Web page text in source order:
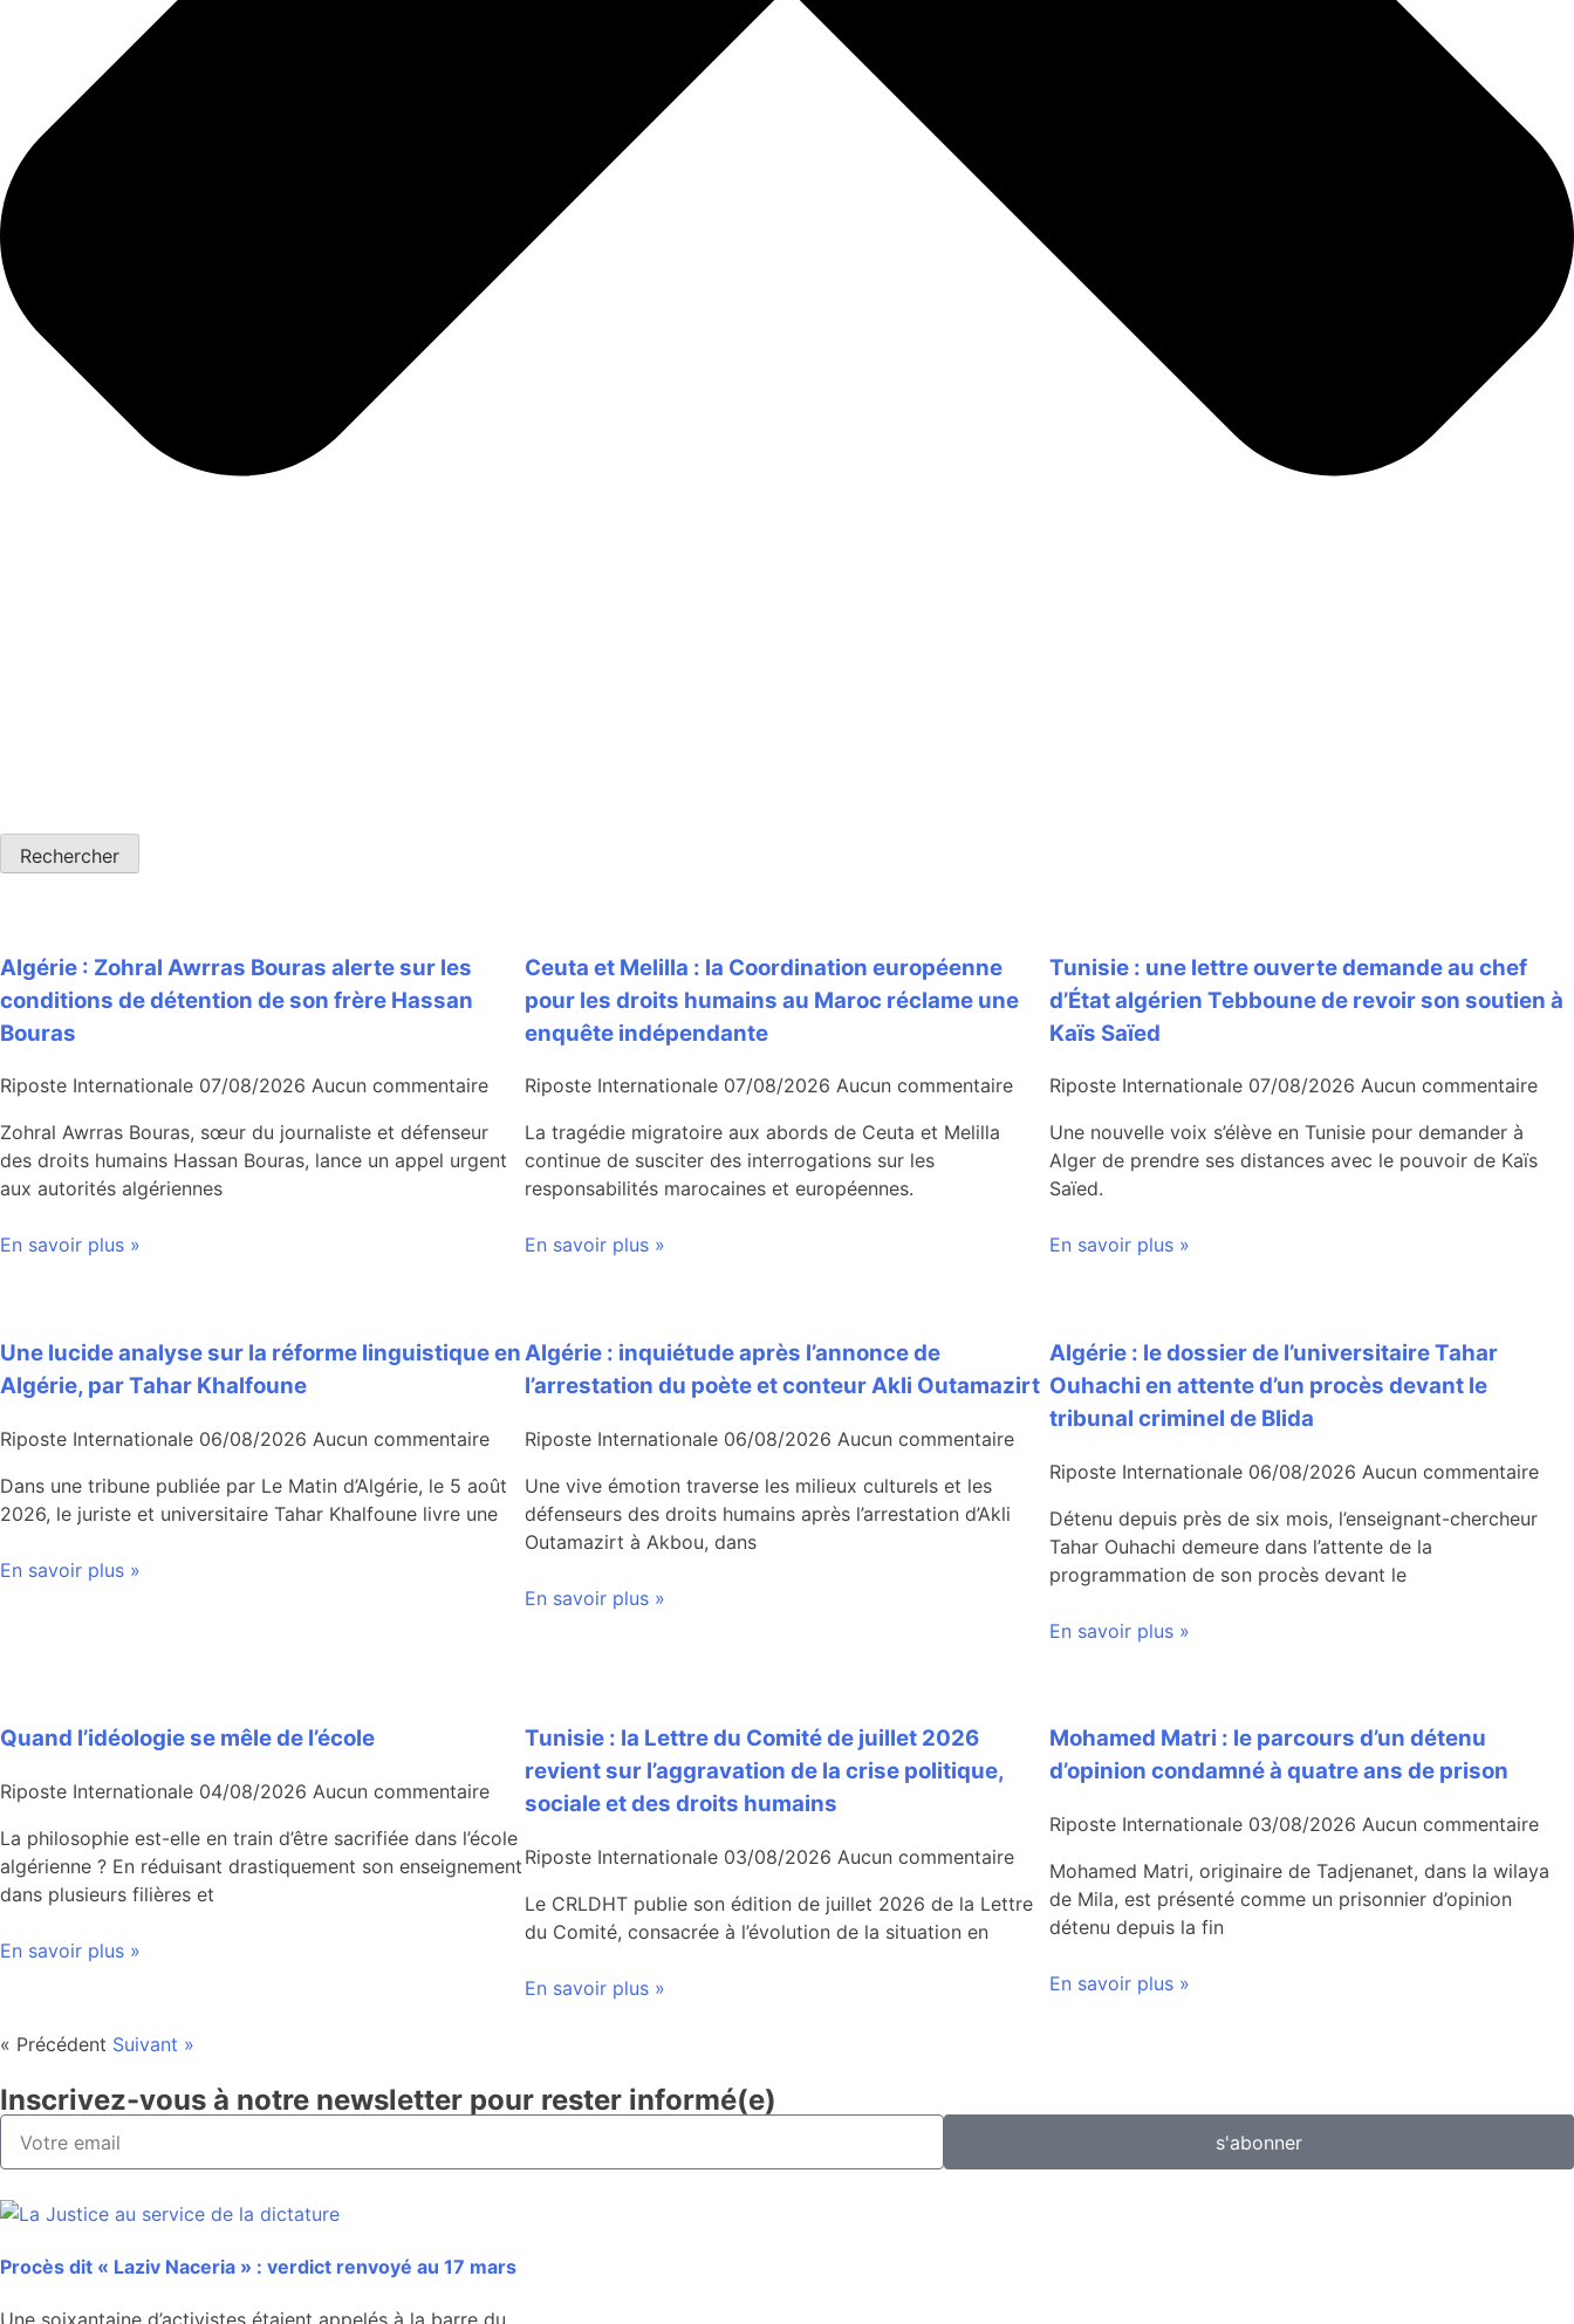
Rechercher
Algérie : Zohral Awrras Bouras alerte sur les
conditions de détention de son frère Hassan
Bouras
Riposte Internationale 07/08/2026 Aucun commentaire
Zohral Awrras Bouras, sœur du journaliste et défenseur
des droits humains Hassan Bouras, lance un appel urgent
aux autorités algériennes
En savoir plus »
Ceuta et Melilla : la Coordination européenne
pour les droits humains au Maroc réclame une
enquête indépendante
Riposte Internationale 07/08/2026 Aucun commentaire
La tragédie migratoire aux abords de Ceuta et Melilla
continue de susciter des interrogations sur les
responsabilités marocaines et européennes.
En savoir plus »
Tunisie : une lettre ouverte demande au chef
d’État algérien Tebboune de revoir son soutien à
Kaïs Saïed
Riposte Internationale 07/08/2026 Aucun commentaire
Une nouvelle voix s’élève en Tunisie pour demander à
Alger de prendre ses distances avec le pouvoir de Kaïs
Saïed.
En savoir plus »
Une lucide analyse sur la réforme linguistique en
Algérie, par Tahar Khalfoune
Riposte Internationale 06/08/2026 Aucun commentaire
Dans une tribune publiée par Le Matin d’Algérie, le 5 août
2026, le juriste et universitaire Tahar Khalfoune livre une
En savoir plus »
Algérie : inquiétude après l’annonce de
l’arrestation du poète et conteur Akli Outamazirt
Riposte Internationale 06/08/2026 Aucun commentaire
Une vive émotion traverse les milieux culturels et les
défenseurs des droits humains après l’arrestation d’Akli
Outamazirt à Akbou, dans
En savoir plus »
Algérie : le dossier de l’universitaire Tahar
Ouhachi en attente d’un procès devant le
tribunal criminel de Blida
Riposte Internationale 06/08/2026 Aucun commentaire
Détenu depuis près de six mois, l’enseignant-chercheur
Tahar Ouhachi demeure dans l’attente de la
programmation de son procès devant le
En savoir plus »
Quand l’idéologie se mêle de l’école
Riposte Internationale 04/08/2026 Aucun commentaire
La philosophie est-elle en train d’être sacrifiée dans l’école
algérienne ? En réduisant drastiquement son enseignement
dans plusieurs filières et
En savoir plus »
Tunisie : la Lettre du Comité de juillet 2026
revient sur l’aggravation de la crise politique,
sociale et des droits humains
Riposte Internationale 03/08/2026 Aucun commentaire
Le CRLDHT publie son édition de juillet 2026 de la Lettre
du Comité, consacrée à l’évolution de la situation en
En savoir plus »
Mohamed Matri : le parcours d’un détenu
d’opinion condamné à quatre ans de prison
Riposte Internationale 03/08/2026 Aucun commentaire
Mohamed Matri, originaire de Tadjenanet, dans la wilaya
de Mila, est présenté comme un prisonnier d’opinion
détenu depuis la fin
En savoir plus »
« Précédent Suivant »
Inscrivez-vous à notre newsletter pour rester informé(e)
s'abonner
Procès dit « Laziv Naceria » : verdict renvoyé au 17 mars